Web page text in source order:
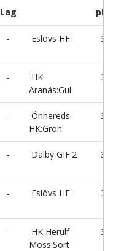
Lag
- Eslövs HF 32
-
HK
Aranäs:Gul
33
-
Önnereds
HK:Grön
34
- Dalby GIF:2 39
- Eslövs HF 32
-
HK Herulf
Moss:Sort
33